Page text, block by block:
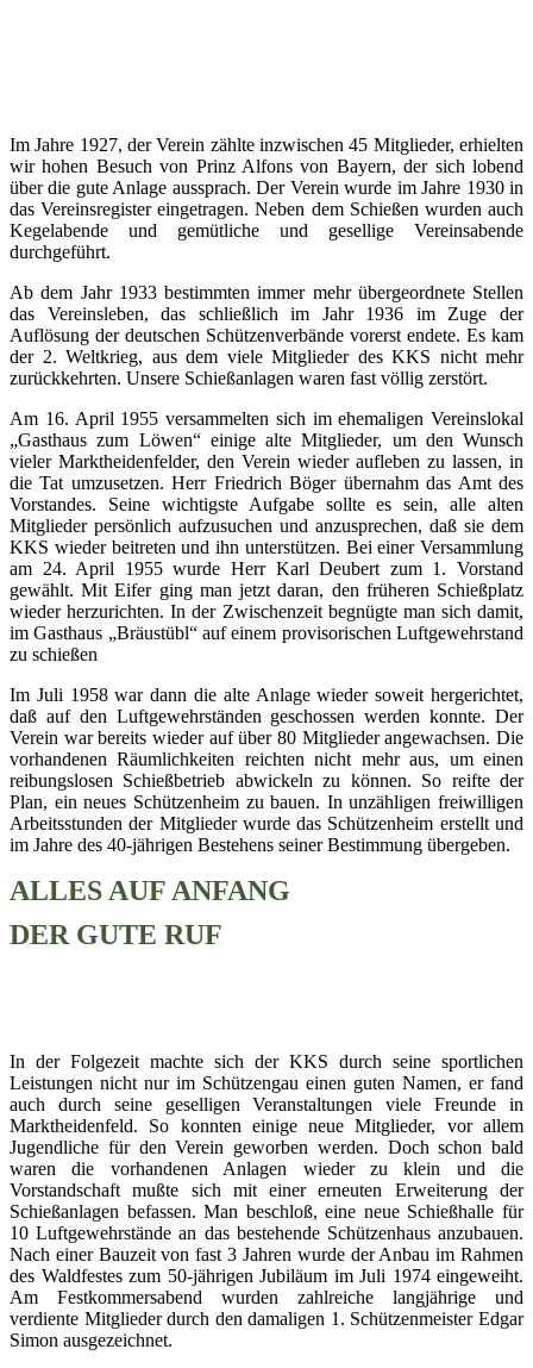
Im Jahre 1927, der Verein zählte inzwischen 45 Mitglieder, erhielten
wir hohen Besuch von Prinz Alfons von Bayern, der sich lobend
über die gute Anlage aussprach. Der Verein wurde im Jahre 1930 in
das Vereinsregister eingetragen. Neben dem Schießen wurden auch
Kegelabende und gemütliche und gesellige Vereinsabende
durchgeführt.
Ab dem Jahr 1933 bestimmten immer mehr übergeordnete Stellen
das Vereinsleben, das schließlich im Jahr 1936 im Zuge der
Auflösung der deutschen Schützenverbände vorerst endete. Es kam
der 2. Weltkrieg, aus dem viele Mitglieder des KKS nicht mehr
zurückkehrten. Unsere Schießanlagen waren fast völlig zerstört.
Am 16. April 1955 versammelten sich im ehemaligen Vereinslokal
„Gasthaus zum Löwen“ einige alte Mitglieder, um den Wunsch
vieler Marktheidenfelder, den Verein wieder aufleben zu lassen, in
die Tat umzusetzen. Herr Friedrich Böger übernahm das Amt des
Vorstandes. Seine wichtigste Aufgabe sollte es sein, alle alten
Mitglieder persönlich aufzusuchen und anzusprechen, daß sie dem
KKS wieder beitreten und ihn unterstützen. Bei einer Versammlung
am 24. April 1955 wurde Herr Karl Deubert zum 1. Vorstand
gewählt. Mit Eifer ging man jetzt daran, den früheren Schießplatz
wieder herzurichten. In der Zwischenzeit begnügte man sich damit,
im Gasthaus „Bräustübl“ auf einem provisorischen Luftgewehrstand
zu schießen
Im Juli 1958 war dann die alte Anlage wieder soweit hergerichtet,
daß auf den Luftgewehrständen geschossen werden konnte. Der
Verein war bereits wieder auf über 80 Mitglieder angewachsen. Die
vorhandenen Räumlichkeiten reichten nicht mehr aus, um einen
reibungslosen Schießbetrieb abwickeln zu können. So reifte der
Plan, ein neues Schützenheim zu bauen. In unzähligen freiwilligen
Arbeitsstunden der Mitglieder wurde das Schützenheim erstellt und
im Jahre des 40-jährigen Bestehens seiner Bestimmung übergeben.
ALLES AUF ANFANG
DER GUTE RUF
In der Folgezeit machte sich der KKS durch seine sportlichen
Leistungen nicht nur im Schützengau einen guten Namen, er fand
auch durch seine geselligen Veranstaltungen viele Freunde in
Marktheidenfeld. So konnten einige neue Mitglieder, vor allem
Jugendliche für den Verein geworben werden. Doch schon bald
waren die vorhandenen Anlagen wieder zu klein und die
Vorstandschaft mußte sich mit einer erneuten Erweiterung der
Schießanlagen befassen. Man beschloß, eine neue Schießhalle für
10 Luftgewehrstände an das bestehende Schützenhaus anzubauen.
Nach einer Bauzeit von fast 3 Jahren wurde der Anbau im Rahmen
des Waldfestes zum 50-jährigen Jubiläum im Juli 1974 eingeweiht.
Am Festkommersabend wurden zahlreiche langjährige und
verdiente Mitglieder durch den damaligen 1. Schützenmeister Edgar
Simon ausgezeichnet.